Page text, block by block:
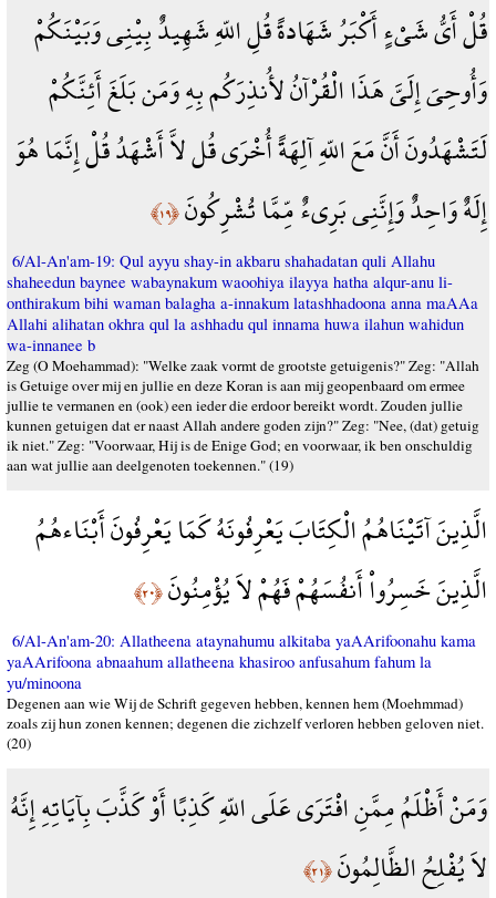
قُلْ أَيُّ شَيْءٍ أَكْبَرُ شَهَادةً قُلِ اللّهِ شَهِيدٌ بِيْنِي وَبَيْنَكُمْ
وَأُوحِيَ إِلَيَّ هَذَا الْقُرْآنُ لأُنذِرَكُم بِهِ وَمَن بَلَغَ أَئِنَّكُمْ
لَتَشْهَدُونَ أَنَّ مَعَ اللّهِ آلِهَةً أُخْرَى قُل لاَّ أَشْهَدُ قُلْ إِنَّمَا هُوَ
إِلَهٌ وَاحِدٌ وَإِنَّنِي بَرِيءٌ مِّمَّا تُشْرِكُونَ﴿١٩﴾
6/Al-An'am-19: Qul ayyu shay-in akbaru shahadatan quli Allahu
shaheedun baynee wabaynakum waoohiya ilayya hatha alqur-anu li-
onthirakum bihi waman balagha a-innakum latashhadoona anna maAAa
Allahi alihatan okhra qul la ashhadu qul innama huwa ilahun wahidun
wa-innanee b
Zeg (O Moehammad): "Welke zaak vormt de grootste getuigenis?" Zeg: "Allah
is Getuige over mij en jullie en deze Koran is aan mij geopenbaard om ermee
jullie te vermanen en (ook) een ieder die erdoor bereikt wordt. Zouden jullie
kunnen getuigen dat er naast Allah andere goden zijn?" Zeg: "Nee, (dat) getuig
ik niet." Zeg: "Voorwaar, Hij is de Enige God; en voorwaar, ik ben onschuldig
aan wat jullie aan deelgenoten toekennen." (19)
الَّذِينَ آتَيْنَاهُمُ الْكِتَابَ يَعْرِفُونَهُ كَمَا يَعْرِفُونَ أَبْنَاءهُمُ
الَّذِينَ خَسِرُواْ أَنفُسَهُمْ فَهُمْ لاَ يُؤْمِنُونَ﴿٢٠﴾
6/Al-An'am-20: Allatheena ataynahumu alkitaba yaAArifoonahu kama
yaAArifoona abnaahum allatheena khasiroo anfusahum fahum la
yu/minoona
Degenen aan wie Wij de Schrift gegeven hebben, kennen hem (Moehmmad)
zoals zij hun zonen kennen; degenen die zichzelf verloren hebben geloven niet.
(20)
وَمَنْ أَظْلَمُ مِمَّنِ افْتَرَى عَلَى اللّهِ كَذِبًا أَوْ كَذَّبَ بِآيَاتِهِ إِنَّهُ
لاَ يُفْلِحُ الظَّالِمُونَ﴿٢١﴾